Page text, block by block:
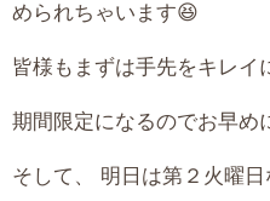
められちゃいます😆
皆様もまずは手先をキレイ
期間限定になるのでお早め
そして、 明日は第２火曜